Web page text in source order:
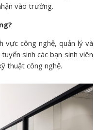
vào trường.
vực công nghệ, quản lý và
sinh các bạn sinh viên
thuật công nghệ.